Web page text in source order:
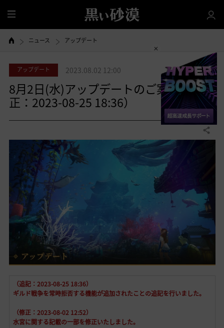
全
体
ニュース アップデート
アップデート 2023.08.02 12:00
8月2日(水)アップデートのご案内（修
正：2023-08-25 18:36）
共有する
（追記：2023-08-25 18:36）
ギルド戦争を常時拒否する機能が追加されたことの追記を行いました。
（修正：2023-08-02 12:52）
水宮に関する記載の一部を修正いたしました。